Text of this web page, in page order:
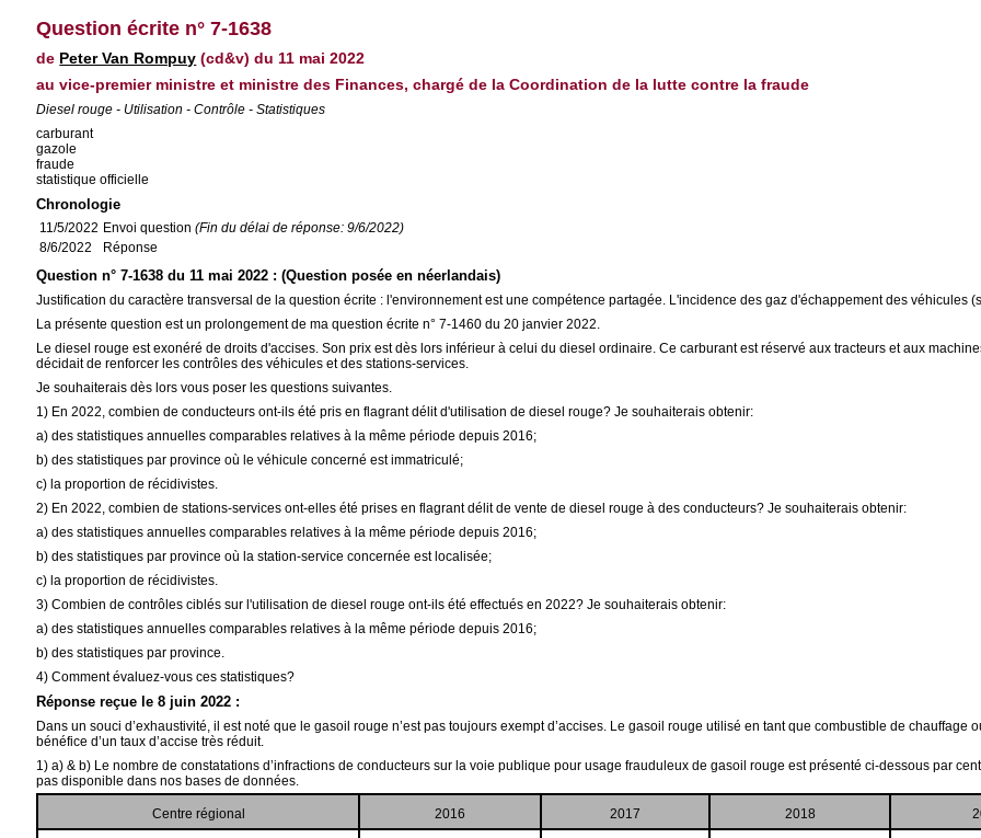
Question écrite n° 7-1638
de Peter Van Rompuy (cd&v) du 11 mai 2022
au vice-premier ministre et ministre des Finances, chargé de la Coordination de la lutte contre la fraude
Diesel rouge - Utilisation - Contrôle - Statistiques
carburant
gazole
fraude
statistique officielle
Chronologie
11/5/2022 Envoi question(Fin du délai de réponse: 9/6/2022)
8/6/2022
Réponse
Question n° 7-1638 du 11 mai 2022 : (Question posée en néerlandais)
Justification du caractère transversal de la question écrite : l'environnement est une compétence partagée. L'incidence des gaz d'échappement des véhicules
La présente question est un prolongement de ma question écrite n° 7-1460 du 20 janvier 2022.
Le diesel rouge est exonéré de droits d'accises. Son prix est dès lors inférieur à celui du diesel ordinaire. Ce carburant est réservé aux tracteurs et aux
décidait de renforcer les contrôles des véhicules et des stations-services.
Je souhaiterais dès lors vous poser les questions suivantes.
1) En 2022, combien de conducteurs ont-ils été pris en flagrant délit d'utilisation de diesel rouge? Je souhaiterais obtenir:
a) des statistiques annuelles comparables relatives à la même période depuis 2016;
b) des statistiques par province où le véhicule concerné est immatriculé;
c) la proportion de récidivistes.
2) En 2022, combien de stations-services ont-elles été prises en flagrant délit de vente de diesel rouge à des conducteurs? Je souhaiterais obtenir:
a) des statistiques annuelles comparables relatives à la même période depuis 2016;
b) des statistiques par province où la station-service concernée est localisée;
c) la proportion de récidivistes.
3) Combien de contrôles ciblés sur l'utilisation de diesel rouge ont-ils été effectués en 2022? Je souhaiterais obtenir:
a) des statistiques annuelles comparables relatives à la même période depuis 2016;
b) des statistiques par province.
4) Comment évaluez-vous ces statistiques?
Réponse reçue le 8 juin 2022 :
Dans un souci d’exhaustivité, il est noté que le gasoil rouge n’est pas toujours exempt d’accises. Le gasoil rouge utilisé en tant que combustible de chauffage
bénéfice d’un taux d’accise très réduit.
1) a) & b) Le nombre de constatations d’infractions de conducteurs sur la voie publique pour usage frauduleux de gasoil rouge est présenté ci-dessous par
pas disponible dans nos bases de données.
Centre régional 2016 2017 2018